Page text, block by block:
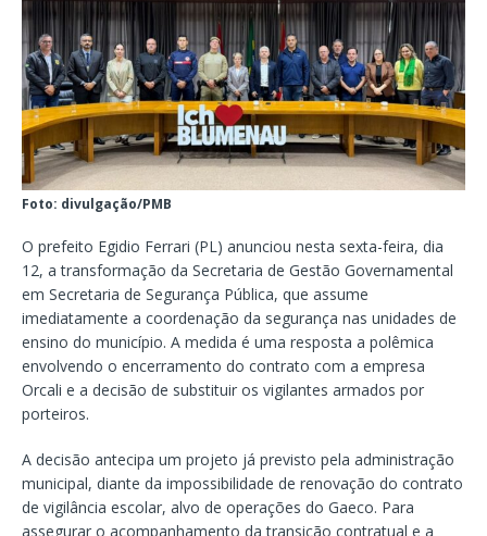
Foto: divulgação/PMB
O prefeito Egidio Ferrari (PL) anunciou nesta sexta-feira, dia
12, a transformação da Secretaria de Gestão Governamental
em Secretaria de Segurança Pública, que assume
imediatamente a coordenação da segurança nas unidades de
ensino do município. A medida é uma resposta a polêmica
envolvendo o encerramento do contrato com a empresa
Orcali e a decisão de substituir os vigilantes armados por
porteiros.
A decisão antecipa um projeto já previsto pela administração
municipal, diante da impossibilidade de renovação do contrato
de vigilância escolar, alvo de operações do Gaeco. Para
assegurar o acompanhamento da transição contratual e a